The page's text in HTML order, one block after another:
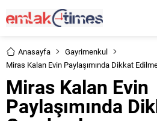
Anasayfa
Gayrimenkul
Miras Kalan Evin Paylaşımında Dikkat
Miras Kalan Evin
Paylaşımında